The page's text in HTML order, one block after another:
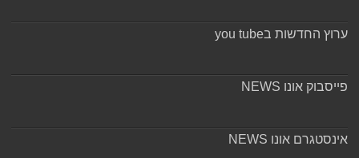
ערוץ החדשות בyou tube
פייסבוק אונו NEWS
אינסטגרם אונו NEWS